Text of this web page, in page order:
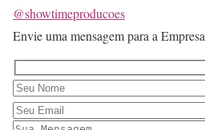
@showtimeproducoes
Envie uma mensagem para a Empresa